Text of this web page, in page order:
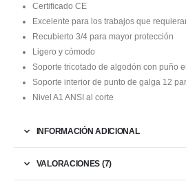
Certificado CE
Excelente para los trabajos que
Recubierto 3/4 para mayor protección
Ligero y cómodo
Soporte tricotado de algodón con puño
Soporte interior de punto de galga 12
Nivel A1 ANSI al corte
INFORMACIÓN ADICIONAL
VALORACIONES (7)